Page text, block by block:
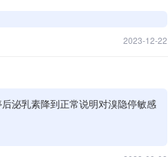
2023-12-22
泌乳素降到正常说明对溴隐停敏感